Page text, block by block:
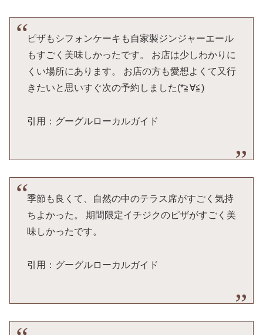
ピザもシフォンケーキも自家製ジンジャーエール
もすごく美味しかったです。 お店は少しわかりに
くい場所にあります。 お店の方も愛想よくて又行
きたいと思いすぐ次の予約しました(*≧∀≦)
引用：グーグルローカルガイド
季節も良くて、自然の中のテラス席がすごく気持
ちよかった。 期間限定イチジクのピザがすごく美
味しかったです。
引用：グーグルローカルガイド